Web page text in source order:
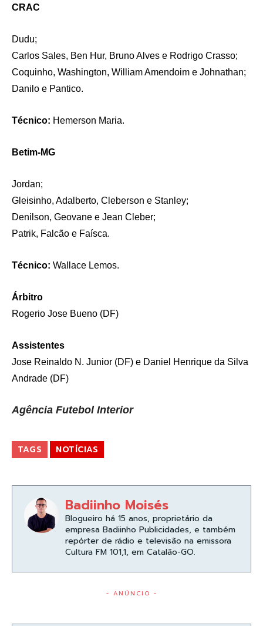
CRAC
Dudu;
Carlos Sales, Ben Hur, Bruno Alves e Rodrigo Crasso;
Coquinho, Washington, William Amendoim e Johnathan;
Danilo e Pantico.
Técnico: Hemerson Maria.
Betim-MG
Jordan;
Gleisinho, Adalberto, Cleberson e Stanley;
Denilson, Geovane e Jean Cleber;
Patrik, Falcão e Faísca.
Técnico: Wallace Lemos.
Árbitro
Rogerio Jose Bueno (DF)
Assistentes
Jose Reinaldo N. Junior (DF) e Daniel Henrique da Silva
Andrade (DF)
Agência Futebol Interior
TAGS NOTÍCIAS
Badiinho Moisés
Blogueiro há 15 anos, proprietário da
empresa Badiinho Publicidades, e também
repórter de rádio e televisão na emissora
Cultura FM 101,1, em Catalão-GO.
- ANÚNCIO -